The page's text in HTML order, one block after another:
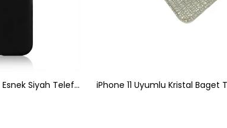
iPhone 13 6.1" Uyumlu Esnek Siyah Telefon Kılıfı